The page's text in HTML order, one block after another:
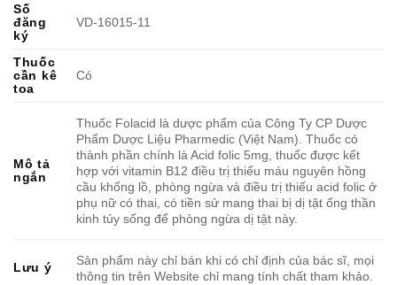
Số
đăng
ký
VD-16015-11
Thuốc
cần kê
toa
Có
Mô tả
ngắn
Thuốc Folacid là dược phẩm của Công Ty CP Dược
Phẩm Dược Liệu Pharmedic (Việt Nam). Thuốc có
thành phần chính là Acid folic 5mg, thuốc được kết
hợp với vitamin B12 điều trị thiếu máu nguyên hồng
cầu khổng lồ, phòng ngừa và điều trị thiếu acid folic ở
phụ nữ có thai, có tiền sử mang thai bị dị tật ống thần
kinh tủy sống để phòng ngừa dị tật này.
Lưu ý
Sản phẩm này chỉ bán khi có chỉ định của bác sĩ, mọi
thông tin trên Website chỉ mang tính chất tham khảo.